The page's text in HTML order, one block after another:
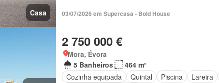
Casa 03/07/2026 em Supercasa - Bold House
2 750 000 €
Mora, Évora
5 Banheiros
464 m²
Cozinha equipada
Quintal Piscina Lareira